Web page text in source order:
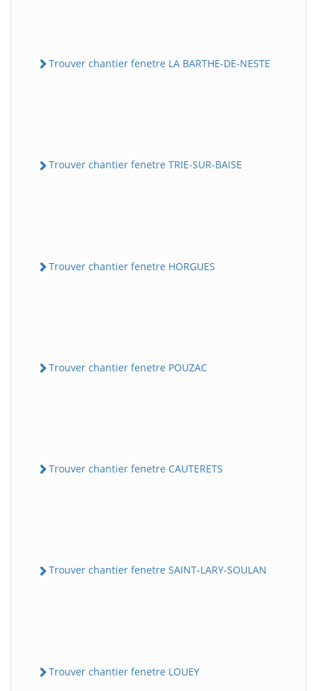
Trouver chantier fenetre LA BARTHE-DE-NESTE
Trouver chantier fenetre TRIE-SUR-BAISE
Trouver chantier fenetre HORGUES
Trouver chantier fenetre POUZAC
Trouver chantier fenetre CAUTERETS
Trouver chantier fenetre SAINT-LARY-SOULAN
Trouver chantier fenetre LOUEY